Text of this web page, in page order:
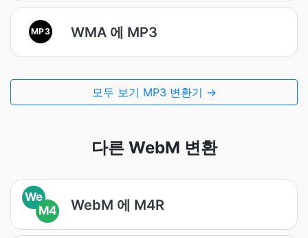
MP3 WMA 에 MP3
모두 보기 MP3 변환기 →
다른 WebM 변환
We
M4
WebM 에 M4R